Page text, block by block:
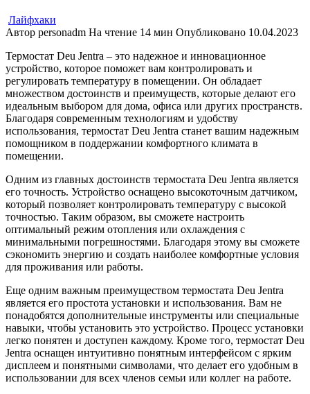
Лайфхаки
Автор personadm На чтение 14 мин Опубликовано 10.04.2023
Термостат Deu Jentra – это надежное и инновационное
устройство, которое поможет вам контролировать и
регулировать температуру в помещении. Он обладает
множеством достоинств и преимуществ, которые делают его
идеальным выбором для дома, офиса или других пространств.
Благодаря современным технологиям и удобству
использования, термостат Deu Jentra станет вашим надежным
помощником в поддержании комфортного климата в
помещении.
Одним из главных достоинств термостата Deu Jentra является
его точность. Устройство оснащено высокоточным датчиком,
который позволяет контролировать температуру с высокой
точностью. Таким образом, вы сможете настроить
оптимальный режим отопления или охлаждения с
минимальными погрешностями. Благодаря этому вы сможете
сэкономить энергию и создать наиболее комфортные условия
для проживания или работы.
Еще одним важным преимуществом термостата Deu Jentra
является его простота установки и использования. Вам не
понадобятся дополнительные инструменты или специальные
навыки, чтобы установить это устройство. Процесс установки
легко понятен и доступен каждому. Кроме того, термостат Deu
Jentra оснащен интуитивно понятным интерфейсом с ярким
дисплеем и понятными символами, что делает его удобным в
использовании для всех членов семьи или коллег на работе.